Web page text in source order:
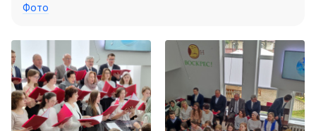
Трансляции
Хор
Прославление
Библия
Фото